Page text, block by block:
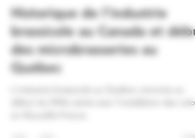
1 déc. 2020
3 min de lecture
Historique de l’industrie
brassicole au Canada et
des microbrasseries au
Québec
L'industrie brassicole au Québec remonte au
début du XVIIe siècle avec l'installation des